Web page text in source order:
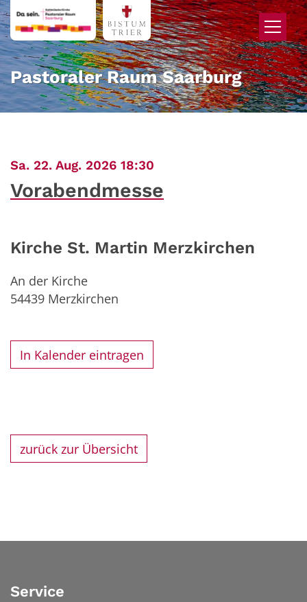
Zum Inhalt springen
Pastoraler Raum Saarburg
Sa. 22. Aug. 2026 18:30
Vorabendmesse
Kirche St. Martin Merzkirchen
An der Kirche
54439 Merzkirchen
In Kalender eintragen
zurück zur Übersicht
Service